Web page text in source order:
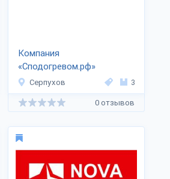
Компания
«Сподогревом.рф»
Серпухов 3
0 отзывов